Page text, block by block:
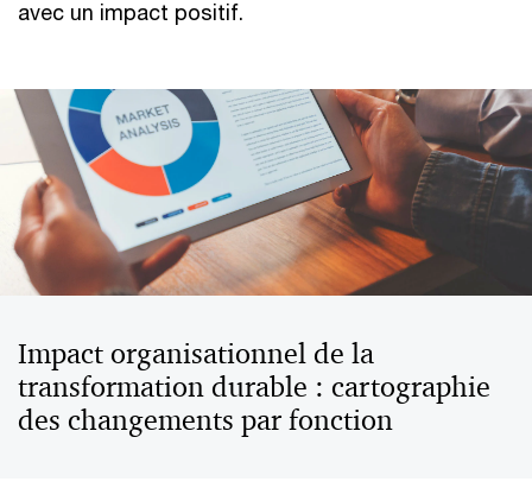
avec un impact positif.
Impact organisationnel de la
transformation durable : cartographie
des changements par fonction